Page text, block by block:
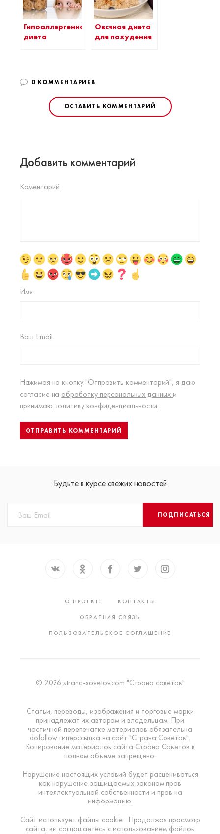
Гипоаллергенная
диета
Овсяная диета
для похудения
0 КОММЕНТАРИЕВ
ОСТАВИТЬ КОММЕНТАРИЙ
Добавить комментарий
Коментарий
Имя
Ваш Email
Нажимая на кнопку "Отправить комментарий", я даю
согласие на обработку персональных данных и
принимаю политику конфиденциальности.
Будьте в курсе свежих новостей
ПОДПИСАТЬСЯ
О ПРОЕКТЕ
КОНТАКТЫ
ОБРАТНАЯ СВЯЗЬ
ПОЛЬЗОВАТЕЛЬСКОЕ СОГЛАШЕНИЕ
© 2026 strana-sovetov.com "Страна советов"
Статьи, переводы, изображения и торговые марки
принадлежат их авторам и владельцам. При
частичной перепечатке материалов обязательна
dofollow гиперссылка на сайт "Страна Советов".
Копирование материалов сайта Страна Советов в
полном объеме запрещено.
Нарушение настоящих условий будет расцениваться
как нарушение защищаемых законом прав
интеллектуальной собственности и прав на
информацию.
Сайт использует файлы cookie . Продолжая просмотр
сайта, вы соглашаетесь с использованием файлов